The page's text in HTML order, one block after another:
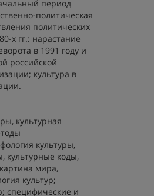
период
политическая
политических
х гг.: нарастание
в 1991 году и
российской
культура в
культурная
культуры,
культурные коды,
мира,
культур;
специфические и